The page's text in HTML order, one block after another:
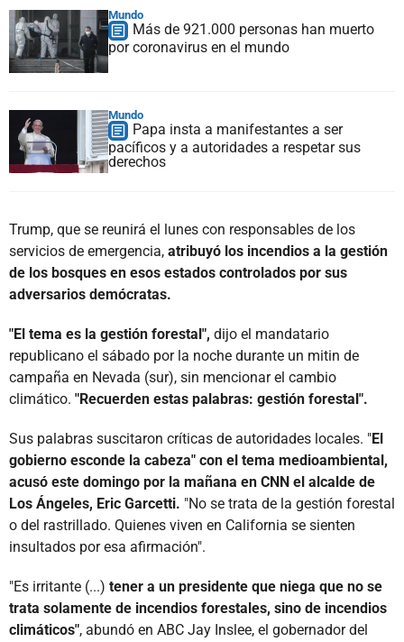
Mundo
Más de 921.000 personas han muerto
por coronavirus en el mundo
Mundo
Papa insta a manifestantes a ser
pacíficos y a autoridades a respetar sus
derechos
Trump, que se reunirá el lunes con responsables de los
servicios de emergencia, atribuyó los incendios a la gestión
de los bosques en esos estados controlados por sus
adversarios demócratas.
"El tema es la gestión forestal", dijo el mandatario
republicano el sábado por la noche durante un mitin de
campaña en Nevada (sur), sin mencionar el cambio
climático. "Recuerden estas palabras: gestión forestal".
Sus palabras suscitaron críticas de autoridades locales. "El
gobierno esconde la cabeza" con el tema medioambiental,
acusó este domingo por la mañana en CNN el alcalde de
Los Ángeles, Eric Garcetti. "No se trata de la gestión forestal
o del rastrillado. Quienes viven en California se sienten
insultados por esa afirmación".
"Es irritante (...) tener a un presidente que niega que no se
trata solamente de incendios forestales, sino de incendios
climáticos", abundó en ABC Jay Inslee, el gobernador del